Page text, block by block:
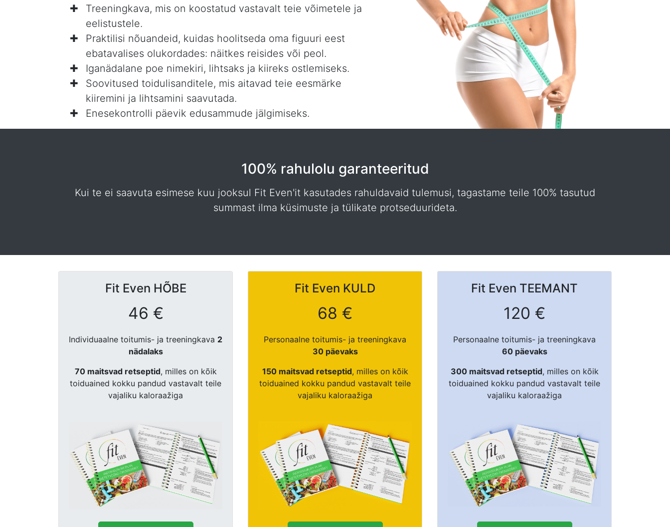
Treeningkava, mis on koostatud vastavalt teie võimetele ja
eelistustele.
Praktilisi nõuandeid, kuidas hoolitseda oma figuuri eest
ebatavalises olukordades: näitkes reisides või peol.
Iganädalane poe nimekiri, lihtsaks ja kiireks ostlemiseks.
Soovitused toidulisanditele, mis aitavad teie eesmärke
kiiremini ja lihtsamini saavutada.
Enesekontrolli päevik edusammude jälgimiseks.
100% rahulolu garanteeritud
Kui te ei saavuta esimese kuu jooksul Fit Even'it kasutades rahuldavaid tulemusi, tagastame teile 100% tasutud
summast ilma küsimuste ja tülikate protseduurideta.
Fit Even HÕBE
46 €
Individuaalne toitumis- ja treeningkava 2
nädalaks
70 maitsvad retseptid, milles on kõik
toiduained kokku pandud vastavalt teile
vajaliku kaloraažiga
Fit Even KULD
68 €
Personaalne toitumis- ja treeningkava
30 päevaks
150 maitsvad retseptid, milles on kõik
toiduained kokku pandud vastavalt teile
vajaliku kaloraažiga
Fit Even TEEMANT
120 €
Personaalne toitumis- ja treeningkava
60 päevaks
300 maitsvad retseptid, milles on kõik
toiduained kokku pandud vastavalt teile
vajaliku kaloraažiga